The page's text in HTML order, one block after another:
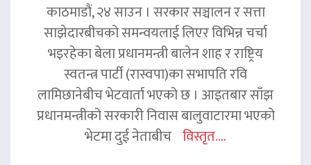
काठमाडौं, २४ साउन । सरकार सञ्चालन र सत्ता
साझेदारबीचको समन्वयलाई लिएर विभिन्न चर्चा
भइरहेका बेला प्रधानमन्त्री बालेन शाह र राष्ट्रिय
स्वतन्त्र पार्टी (रास्वपा)का सभापति रवि
लामिछानेबीच भेटवार्ता भएको छ । आइतबार साँझ
प्रधानमन्त्रीको सरकारी निवास बालुवाटारमा भएको
भेटमा दुई नेताबीच विस्तृत....